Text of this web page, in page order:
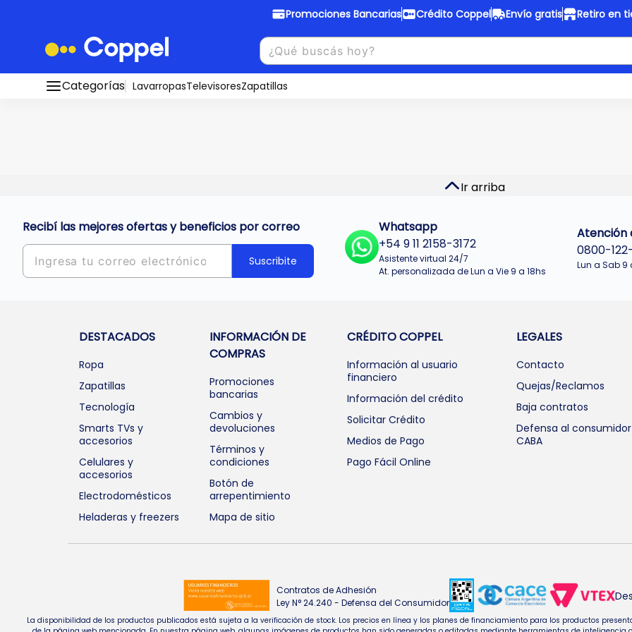
Promociones Bancarias Crédito Coppel Envío gratis Retiro en
Promociones Bancarias
Conocé todos nuestros medios de pago
Crédito Coppel
Hasta
Envío gratis
Categorías LavarropasTelevisoresZapatillas
Ir arriba
Recibí las mejores ofertas y beneficios por correo
Suscribite
Whatsapp
+54 9 11 2158-3172
Asistente virtual 24/7
At. personalizada de Lun a Vie 9 a 18hs
Atención
0800-
Lun a Sab 9
DESTACADOS
Ropa
Zapatillas
Tecnología
Smarts TVs y
accesorios
Celulares y
accesorios
Electrodomésticos
Heladeras y freezers
INFORMACIÓN DE
COMPRAS
Promociones
bancarias
Cambios y
devoluciones
Términos y
condiciones
Botón de
arrepentimiento
Mapa de sitio
CRÉDITO COPPEL
Información al usuario
financiero
Información del crédito
Solicitar Crédito
Medios de Pago
Pago Fácil Online
LEGALES
Contacto
Quejas/Reclamos
Baja contratos
Defensa al consumidor
CABA
Contratos de Adhesión
Ley N° 24.240 - Defensa del Consumidor
La disponibilidad de los productos publicados está sujeta a la verificación de stock. Los precios en línea y los planes de financiamiento para los productos